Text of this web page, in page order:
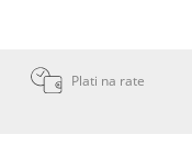
Plati na rate